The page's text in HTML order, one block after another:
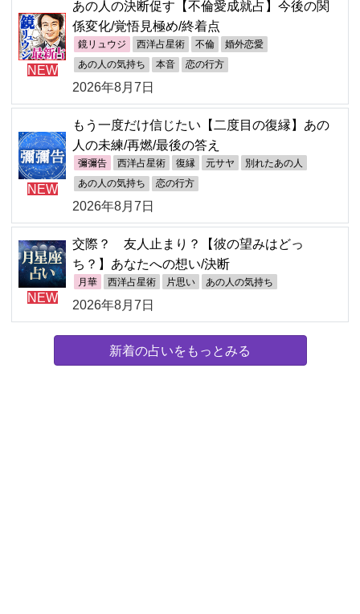
NEW
あの人の決断促す【不倫愛成就占】今後の関
係変化/覚悟見極め/終着点
鏡リュウジ 西洋占星術 不倫 婚外恋愛
あの人の気持ち 本音 恋の行方
2026年8月7日
NEW
もう一度だけ信じたい【二度目の復縁】あの
人の未練/再燃/最後の答え
彌彌告 西洋占星術 復縁 元サヤ 別れたあの人
あの人の気持ち 恋の行方
2026年8月7日
NEW
交際？ 友人止まり？【彼の望みはどっ
ち？】あなたへの想い/決断
月華 西洋占星術 片思い あの人の気持ち
2026年8月7日
新着の占いをもっとみる